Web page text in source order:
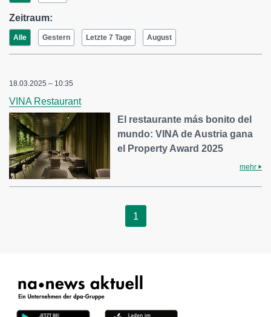
Zeitraum:
Alle Gestern Letzte 7 Tage August
18.03.2025 – 10:35
VINA Restaurant
El restaurante más bonito del
mundo: VINA de Austria gana
el Property Award 2025
mehr
1